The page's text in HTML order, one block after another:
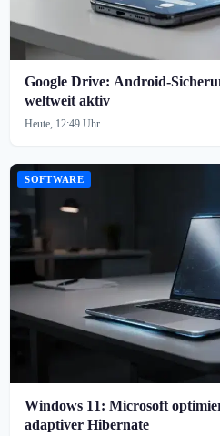
Google Drive: Android-
weltweit aktiv
Heute, 12:49 Uhr
SOFTWARE
Windows 11: Microsoft
adaptiver Hibernate